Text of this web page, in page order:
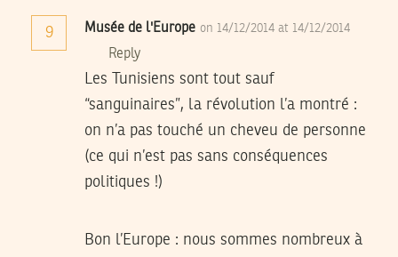
9 Musée de l'Europe on 14/12/2014 at 14/12/2014
Reply
Les Tunisiens sont tout sauf
“sanguinaires”, la révolution l’a montré :
on n’a pas touché un cheveu de personne
(ce qui n’est pas sans conséquences
politiques !)
Bon l’Europe : nous sommes nombreux à